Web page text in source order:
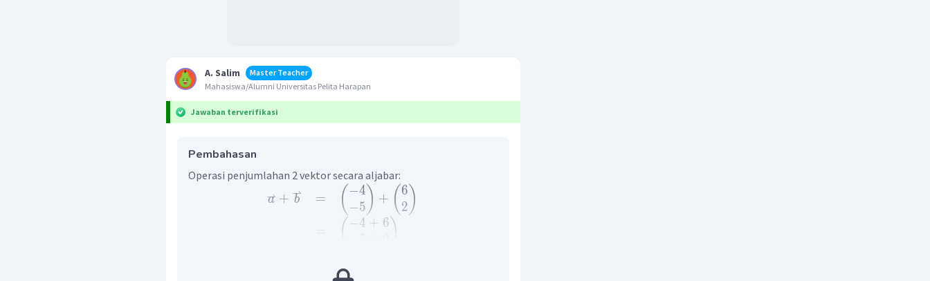
A. Salim
Master Teacher
Mahasiswa/Alumni Universitas Pelita Harapan
Jawaban terverifikasi
Pembahasan
Operasi penjumlahan 2 vektor secara aljabar:
a + b = ( −4
−5 ) + ( 6
2 )
( −4 + 6 )
(−